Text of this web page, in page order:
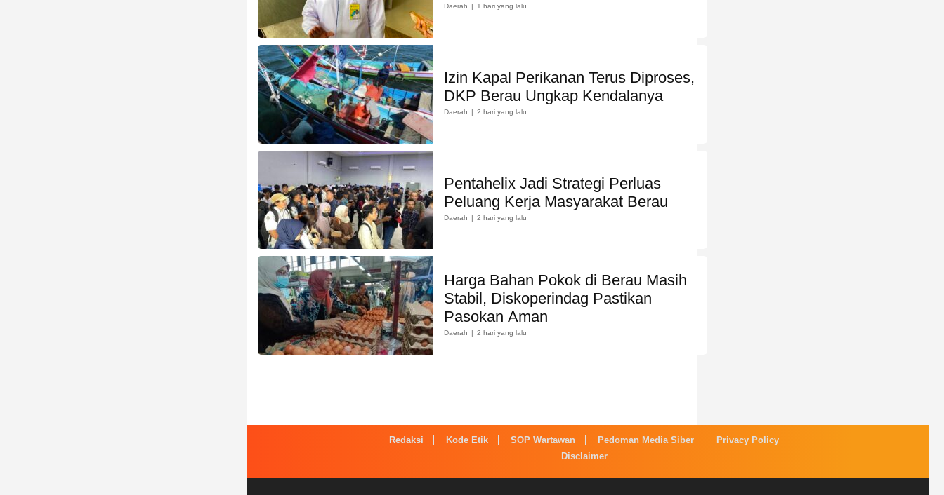
Daerah 1 hari yang lalu
Izin Kapal Perikanan Terus Diproses,
DKP Berau Ungkap Kendalanya
Daerah 2 hari yang lalu
Pentahelix Jadi Strategi Perluas
Peluang Kerja Masyarakat Berau
Daerah 2 hari yang lalu
Harga Bahan Pokok di Berau Masih
Stabil, Diskoperindag Pastikan
Pasokan Aman
Daerah 2 hari yang lalu
Redaksi Kode Etik SOP Wartawan Pedoman Media Siber
Privacy Policy
Disclaimer